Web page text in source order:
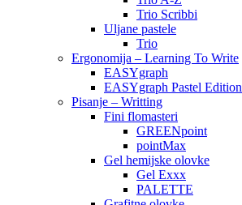
Trio Scribbi
Uljane pastele
Trio
Ergonomija – Learning To Write
EASYgraph
EASYgraph Pastel Edition
Pisanje – Writting
Fini flomasteri
GREENpoint
pointMax
Gel hemijske olovke
Gel Exxx
PALETTE